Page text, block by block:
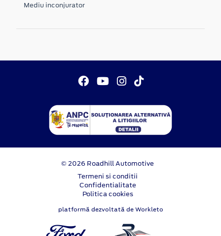
Mediu inconjurator
© 2026 Roadhill Automotive
Termeni si conditii
Confidentialitate
Politica cookies
platformă dezvoltată de Workleto